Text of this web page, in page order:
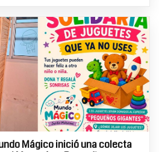
Mágico inició una colecta